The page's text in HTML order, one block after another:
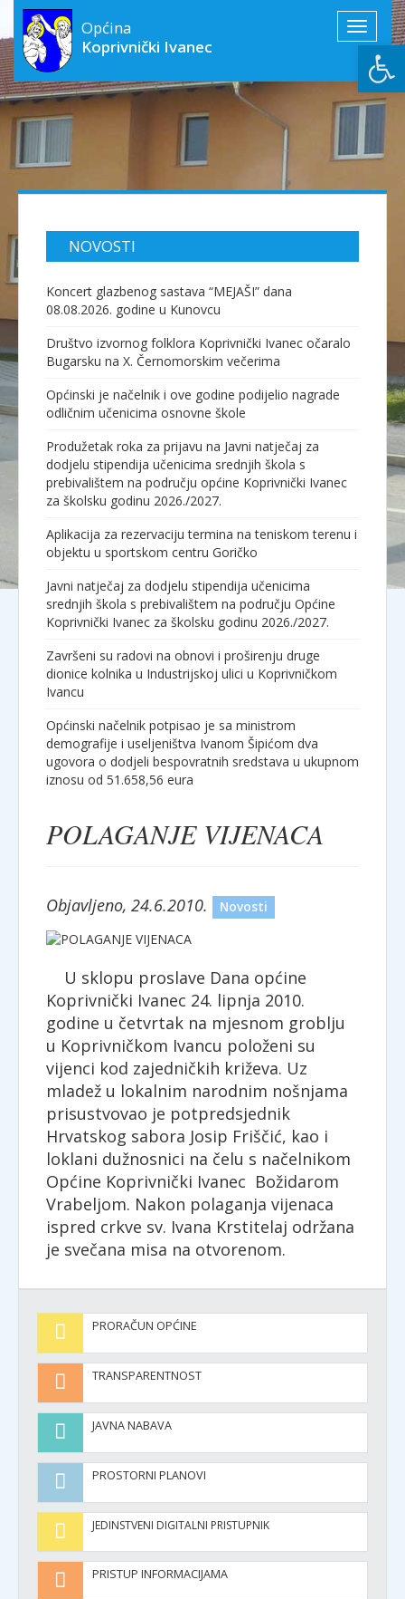
Toggle
Općina
Koprivnički Ivanec
NOVOSTI
Koncert glazbenog sastava “MEJAŠI” dana
08.08.2026. godine u Kunovcu
Društvo izvornog folklora Koprivnički Ivanec očaralo
Bugarsku na X. Černomorskim večerima
Općinski je načelnik i ove godine podijelio nagrade
odličnim učenicima osnovne škole
Produžetak roka za prijavu na Javni natječaj za
dodjelu stipendija učenicima srednjih škola s
prebivalištem na području općine Koprivnički Ivanec
za školsku godinu 2026./2027.
Aplikacija za rezervaciju termina na teniskom terenu i
objektu u sportskom centru Goričko
Javni natječaj za dodjelu stipendija učenicima
srednjih škola s prebivalištem na području Općine
Koprivnički Ivanec za školsku godinu 2026./2027.
Završeni su radovi na obnovi i proširenju druge
dionice kolnika u Industrijskoj ulici u Koprivničkom
Ivancu
Općinski načelnik potpisao je sa ministrom
demografije i useljeništva Ivanom Šipićom dva
ugovora o dodjeli bespovratnih sredstava u ukupnom
iznosu od 51.658,56 eura
POLAGANJE VIJENACA
Objavljeno, 24.6.2010. Novosti
U sklopu proslave Dana općine
Koprivnički Ivanec 24. lipnja 2010.
godine u četvrtak na mjesnom groblju
u Koprivničkom Ivancu položeni su
vijenci kod zajedničkih križeva. Uz
mladež u lokalnim narodnim nošnjama
prisustvovao je potpredsjednik
Hrvatskog sabora Josip Friščić, kao i
loklani dužnosnici na čelu s načelnikom
Općine Koprivnički Ivanec Božidarom
Vrabeljom. Nakon polaganja vijenaca
ispred crkve sv. Ivana Krstitelaj održana
je svečana misa na otvorenom.
PRORAČUN OPĆINE
TRANSPARENTNOST
JAVNA NABAVA
PROSTORNI PLANOVI
JEDINSTVENI DIGITALNI PRISTUPNIK
PRISTUP INFORMACIJAMA